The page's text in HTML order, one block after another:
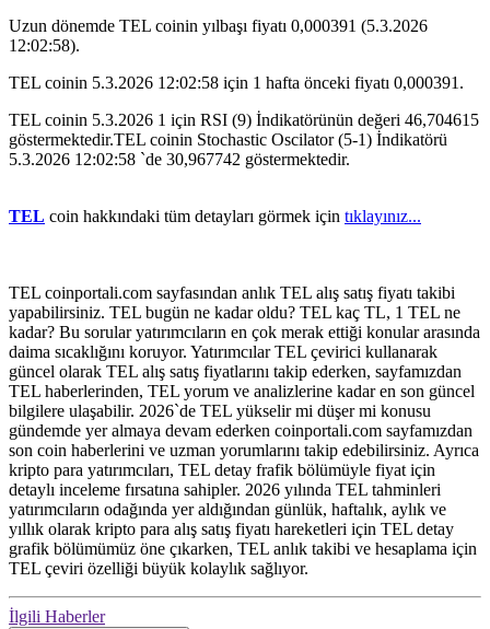
Uzun dönemde TEL coinin yılbaşı fiyatı 0,000391 (5.3.2026
12:02:58).
TEL coinin 5.3.2026 12:02:58 için 1 hafta önceki fiyatı 0,000391.
TEL coinin 5.3.2026 1 için RSI (9) İndikatörünün değeri 46,704615
göstermektedir.TEL coinin Stochastic Oscilator (5-1) İndikatörü
5.3.2026 12:02:58 `de 30,967742 göstermektedir.
TEL coin hakkındaki tüm detayları görmek için tıklayınız...
TEL coinportali.com sayfasından anlık TEL alış satış fiyatı takibi
yapabilirsiniz. TEL bugün ne kadar oldu? TEL kaç TL, 1 TEL ne
kadar? Bu sorular yatırımcıların en çok merak ettiği konular arasında
daima sıcaklığını koruyor. Yatırımcılar TEL çevirici kullanarak
güncel olarak TEL alış satış fiyatlarını takip ederken, sayfamızdan
TEL haberlerinden, TEL yorum ve analizlerine kadar en son güncel
bilgilere ulaşabilir. 2026`de TEL yükselir mi düşer mi konusu
gündemde yer almaya devam ederken coinportali.com sayfamızdan
son coin haberlerini ve uzman yorumlarını takip edebilirsiniz. Ayrıca
kripto para yatırımcıları, TEL detay frafik bölümüyle fiyat için
detaylı inceleme fırsatına sahipler. 2026 yılında TEL tahminleri
yatırımcıların odağında yer aldığından günlük, haftalık, aylık ve
yıllık olarak kripto para alış satış fiyatı hareketleri için TEL detay
grafik bölümümüz öne çıkarken, TEL anlık takibi ve hesaplama için
TEL çeviri özelliği büyük kolaylık sağlıyor.
İlgili Haberler